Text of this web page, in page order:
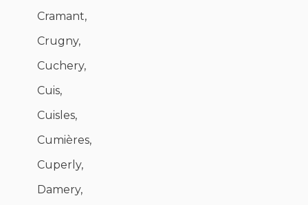
Cramant,
Crugny,
Cuchery,
Cuis,
Cuisles,
Cumières,
Cuperly,
Damery,